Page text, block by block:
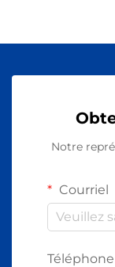
Notre
Courriel